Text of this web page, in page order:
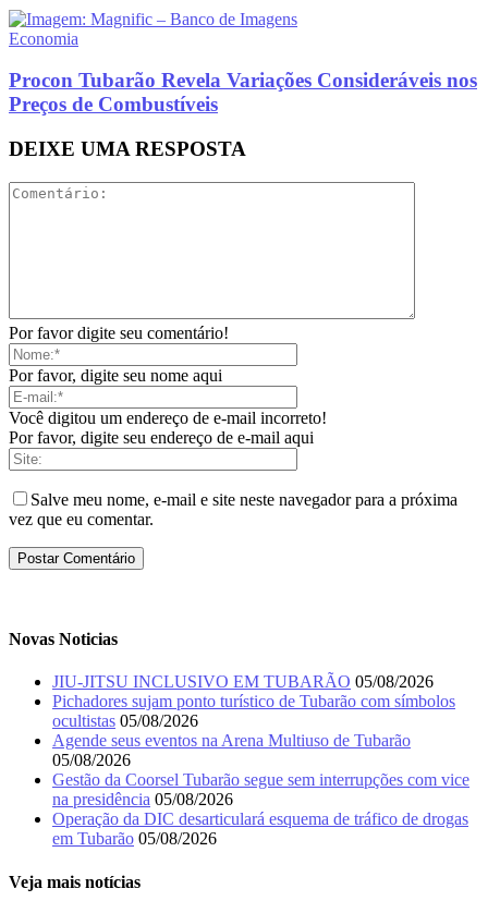
Economia
Procon Tubarão Revela Variações Consideráveis nos
Preços de Combustíveis
DEIXE UMA RESPOSTA
Por favor digite seu comentário!
Por favor, digite seu nome aqui
Você digitou um endereço de e-mail incorreto!
Por favor, digite seu endereço de e-mail aqui
Salve meu nome, e-mail e site neste navegador para a próxima
vez que eu comentar.
Novas Noticias
JIU-JITSU INCLUSIVO EM TUBARÃO 05/08/2026
Pichadores sujam ponto turístico de Tubarão com símbolos
ocultistas 05/08/2026
Agende seus eventos na Arena Multiuso de Tubarão
05/08/2026
Gestão da Coorsel Tubarão segue sem interrupções com vice
na presidência 05/08/2026
Operação da DIC desarticulará esquema de tráfico de drogas
em Tubarão 05/08/2026
Veja mais notícias